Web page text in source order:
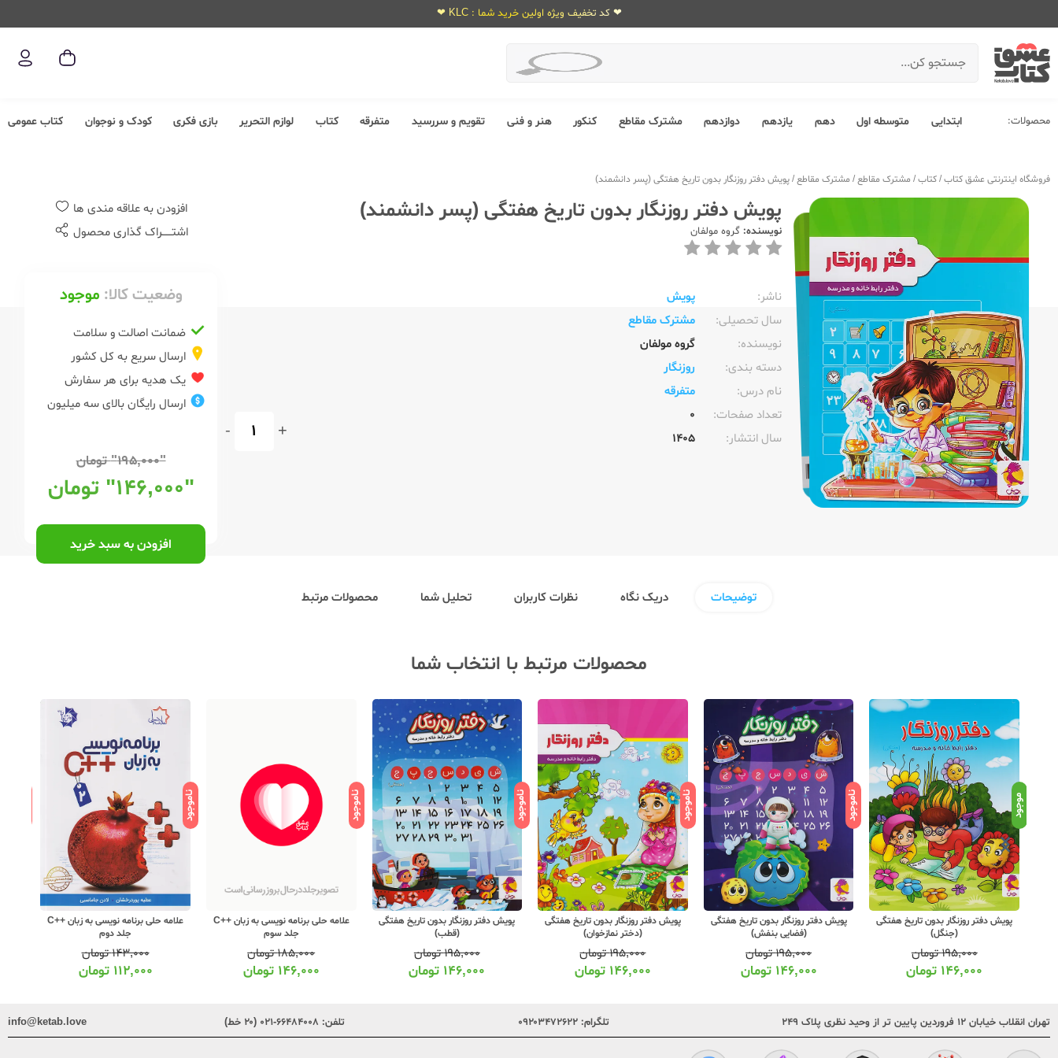
❤ کد تخفیف ویژه اولین خرید شما : KLC ❤
محصولات: ابتدایی متوسطه اول دهم یازدهم دوازدهم مشترک مقاطع کنکور هنر و فنی تقویم و سررسید متفرقه کتاب لوازم التحریر بازی فکری کودک و نوجوان کتاب عمومی
فروشگاه اینترنتی عشق کتاب/کتاب/ مشترک مقاطع/ مشترک مقاطع/پویش دفتر روزنگار بدون تاریخ هفتگی (پسر دانشمند)
پویش دفتر روزنگار بدون تاریخ هفتگی (پسر دانشمند)
نویسنده: گروه مولفان
ناشر:‌
پویش
سال تحصیلی:‌
مشترک مقاطع
نویسنده:‌
گروه مولفان
دسته بندی:
روزنگار
نام درس:
متفرقه
تعداد صفحات:‌
0
سال انتشار:‌
1405
+
-
افزودن به علاقه مندی ها
اشتــــــراک گذاری محصول
وضعیت کالا: موجود
ضمانت اصالت و سلامت
ارسال سریع به کل کشور
یک هدیه برای هر سفارش
ارسال رایگان بالای سه میلیون
"۱۹۵,۰۰۰" تومان
"۱۴۶,۰۰۰" تومان
افزودن به سبد خرید
توضیحات دریک نگاه نظرات کاربران تحلیل شما محصولات مرتبط
محصولات مرتبط با انتخاب شما
موجود
پویش دفتر روزنگار بدون تاریخ هفتگی
(جنگل)
۱۹۵,۰۰۰تومان
۱۴۶,۰۰۰ تومان
ناموجود
پویش دفتر روزنگار بدون تاریخ هفتگی
(فضایی بنفش)
۱۹۵,۰۰۰تومان
۱۴۶,۰۰۰ تومان
ناموجود
پویش دفتر روزنگار بدون تاریخ هفتگی
(دختر نمازخوان)
۱۹۵,۰۰۰تومان
۱۴۶,۰۰۰ تومان
ناموجود
پویش دفتر روزنگار بدون تاریخ هفتگی
(قطب)
۱۹۵,۰۰۰تومان
۱۴۶,۰۰۰ تومان
ناموجود
علامه حلی برنامه نویسی به زبان ++C
جلد سوم
۱۸۵,۰۰۰تومان
۱۴۶,۰۰۰ تومان
ناموجود
علامه حلی برنامه نویسی به زبان ++C
جلد دوم
۱۴۳,۰۰۰تومان
۱۱۲,۰۰۰ تومان
تهران انقلاب خیابان ۱۲ فروردین پایین تر از وحید نظری پلاک ۲۴۹ تلگرام: ۰۹۲۰۳۴۷۲۶۲۲ تلفن: ۶۶۴۸۴۰۰۸-۰۲۱ (۲۰ خط) info@ketab.love